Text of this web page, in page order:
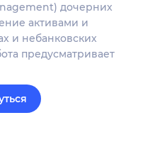
дочерних
активами и
и небанковских
предусматривает